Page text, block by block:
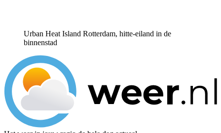
Urban Heat Island Rotterdam, hitte-eiland in de
binnenstad